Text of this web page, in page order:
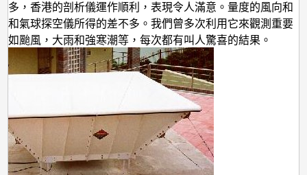
多，香港的剖析儀運作順利，表現令人滿意。量度的風向和
和氣球探空儀所得的差不多。我們曾多次利用它來觀測重要
如颱風，大雨和強寒潮等，每次都有叫人驚喜的結果。